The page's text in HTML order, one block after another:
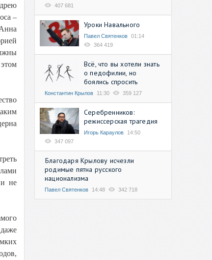
–
и не
407 681
Уроки Навального
Павел Святенков 01:14
364 419
Всё, что вы хотели знать
о педофилии, но
боялись спросить
Константин Крылов 11:30 359 127
Серебренников:
режиссерская трагедия
Игорь Караулов
14:50
347 097
Благодаря Крылову исчезли
родимые пятна русского
национализма
Павел Святенков 14:48 342 718